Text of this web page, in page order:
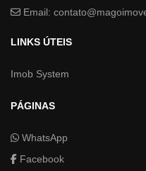
Email:
LINKS ÚTEIS
Imob System
PÁGINAS
WhatsApp
Facebook